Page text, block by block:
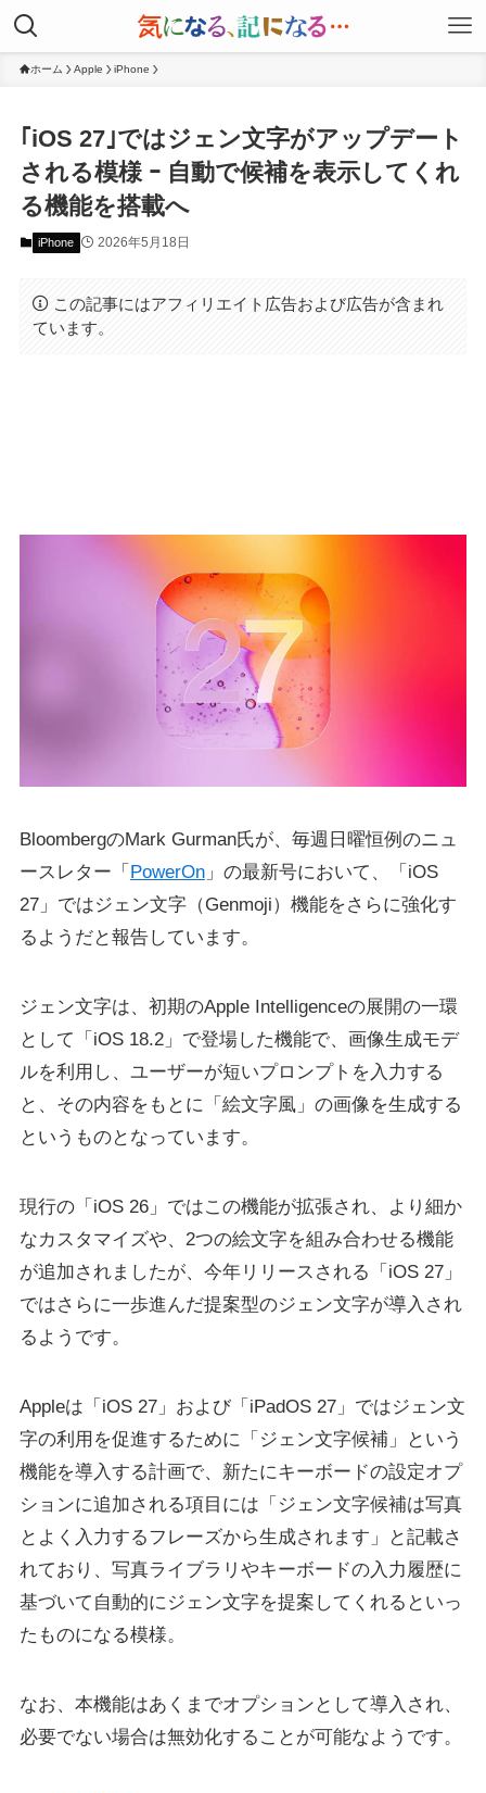
ホーム Apple iPhone
｢iOS 27｣ではジェン文字がアップデート
される模様 ｰ 自動で候補を表示してくれ
る機能を搭載へ
iPhone 2026年5月18日
この記事にはアフィリエイト広告および広告が含まれ
ています。
BloombergのMark Gurman氏が、毎週日曜恒例のニュ
ースレター「 PowerOn」の最新号において、「iOS
27」ではジェン文字（Genmoji）機能をさらに強化す
るようだと報告しています。
ジェン文字は、初期のApple Intelligenceの展開の一環
として「iOS 18.2」で登場した機能で、画像生成モデ
ルを利用し、ユーザーが短いプロンプトを入力する
と、その内容をもとに「絵文字風」の画像を生成する
というものとなっています。
現行の「iOS 26」ではこの機能が拡張され、より細か
なカスタマイズや、2つの絵文字を組み合わせる機能
が追加されましたが、今年リリースされる「iOS 27」
ではさらに一歩進んだ提案型のジェン文字が導入され
るようです。
Appleは「iOS 27」および「iPadOS 27」ではジェン文
字の利用を促進するために「ジェン文字候補」という
機能を導入する計画で、新たにキーボードの設定オプ
ションに追加される項目には「ジェン文字候補は写真
とよく入力するフレーズから生成されます」と記載さ
れており、写真ライブラリやキーボードの入力履歴に
基づいて自動的にジェン文字を提案してくれるといっ
たものになる模様。
なお、本機能はあくまでオプションとして導入され、
必要でない場合は無効化することが可能なようです。